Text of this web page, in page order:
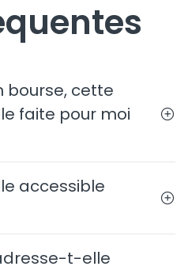
bourse, cette
faite pour moi
accessible
t-elle